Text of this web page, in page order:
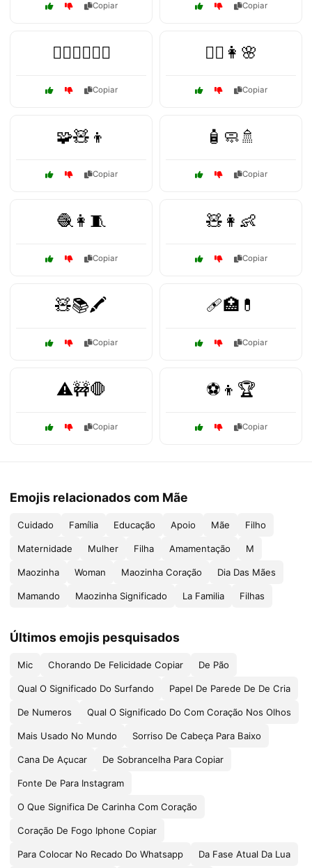
Copiar Copiar
🧗‍♂️🚴‍♀️🏊‍♂️
Copiar
🧘‍♀️👩🌸
Copiar
🧩🧸👦
Copiar
🧴🧼🚿
Copiar
🧶👩🧵
Copiar
🧸👩👶
Copiar
🧸📚🖍️
Copiar
🩹🏥💊
Copiar
⚠️🚧🛑
Copiar
⚽👦🏆
Copiar
Emojis relacionados com Mãe
Cuidado Família Educação Apoio Mãe Filho
Maternidade Mulher Filha Amamentação M
Maozinha Woman Maozinha Coração Dia Das Mães
Mamando Maozinha Significado La Familia Filhas
Últimos emojis pesquisados
Mic Chorando De Felicidade Copiar De Pão
Qual O Significado Do Surfando Papel De Parede De De Cria
De Numeros Qual O Significado Do Com Coração Nos Olhos
Mais Usado No Mundo Sorriso De Cabeça Para Baixo
Cana De Açucar De Sobrancelha Para Copiar
Fonte De Para Instagram
O Que Significa De Carinha Com Coração
Coração De Fogo Iphone Copiar
Para Colocar No Recado Do Whatsapp Da Fase Atual Da Lua